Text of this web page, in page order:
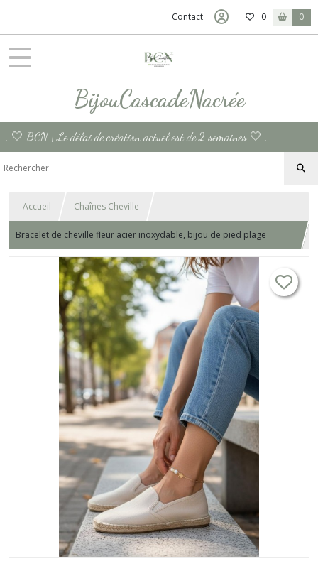
Contact 0 0
BijouCascadeNacrée
. 🤍 BCN | Le délai de création actuel est de 2 semaines 🤍 .
Accueil Chaînes Cheville
Bracelet de cheville fleur acier inoxydable, bijou de pied plage
chaîne cheville cadeau pour femme chevillere bijou de cheville